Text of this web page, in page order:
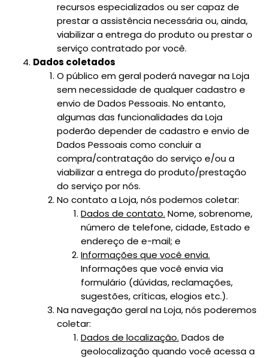
recursos especializados ou ser capaz de
prestar a assistência necessária ou, ainda,
viabilizar a entrega do produto ou prestar o
serviço contratado por você.
Dados coletados
O público em geral poderá navegar na Loja
sem necessidade de qualquer cadastro e
envio de Dados Pessoais. No entanto,
algumas das funcionalidades da Loja
poderão depender de cadastro e envio de
Dados Pessoais como concluir a
compra/contratação do serviço e/ou a
viabilizar a entrega do produto/prestação
do serviço por nós.
No contato a Loja, nós podemos coletar:
Dados de contato. Nome, sobrenome,
número de telefone, cidade, Estado e
endereço de e-mail; e
Informações que você envia.
Informações que você envia via
formulário (dúvidas, reclamações,
sugestões, críticas, elogios etc.).
Na navegação geral na Loja, nós poderemos
coletar:
Dados de localização. Dados de
geolocalização quando você acessa a